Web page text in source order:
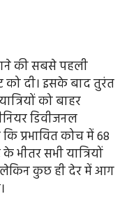
की सबसे पहली
को दी। इसके बाद तुरंत
को बाहर
डिवीजनल
प्रभावित कोच में 68
भीतर सभी यात्रियों
लेकिन कुछ ही देर में आग